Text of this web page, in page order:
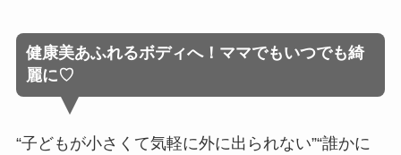
健康美あふれるボディへ！ママでもいつでも綺
麗に♡
“子どもが小さくて気軽に外に出られない”“誰かに